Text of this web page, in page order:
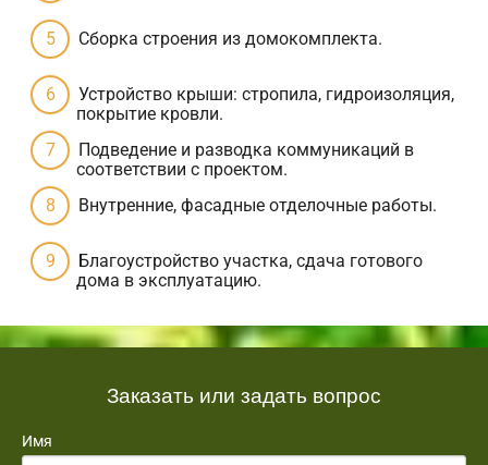
Сборка строения из домокомплекта.
Устройство крыши: стропила, гидроизоляция,
покрытие кровли.
Подведение и разводка коммуникаций в
соответствии с проектом.
Внутренние, фасадные отделочные работы.
Благоустройство участка, сдача готового
дома в эксплуатацию.
Заказать или задать вопрос
Имя